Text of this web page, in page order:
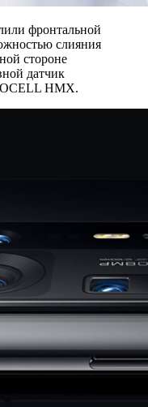
фронтальной
слияния
стороне
датчик
HMX.